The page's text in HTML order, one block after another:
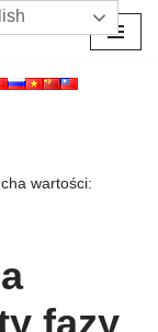
wartości:
fazy